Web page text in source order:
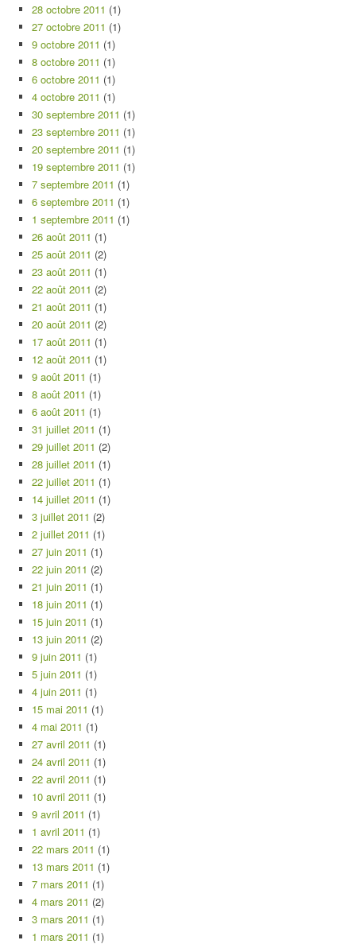
28 octobre 2011 (1)
27 octobre 2011 (1)
9 octobre 2011 (1)
8 octobre 2011 (1)
6 octobre 2011 (1)
4 octobre 2011 (1)
30 septembre 2011 (1)
23 septembre 2011 (1)
20 septembre 2011 (1)
19 septembre 2011 (1)
7 septembre 2011 (1)
6 septembre 2011 (1)
1 septembre 2011 (1)
26 août 2011 (1)
25 août 2011 (2)
23 août 2011 (1)
22 août 2011 (2)
21 août 2011 (1)
20 août 2011 (2)
17 août 2011 (1)
12 août 2011 (1)
9 août 2011 (1)
8 août 2011 (1)
6 août 2011 (1)
31 juillet 2011 (1)
29 juillet 2011 (2)
28 juillet 2011 (1)
22 juillet 2011 (1)
14 juillet 2011 (1)
3 juillet 2011 (2)
2 juillet 2011 (1)
27 juin 2011 (1)
22 juin 2011 (2)
21 juin 2011 (1)
18 juin 2011 (1)
15 juin 2011 (1)
13 juin 2011 (2)
9 juin 2011 (1)
5 juin 2011 (1)
4 juin 2011 (1)
15 mai 2011 (1)
4 mai 2011 (1)
27 avril 2011 (1)
24 avril 2011 (1)
22 avril 2011 (1)
10 avril 2011 (1)
9 avril 2011 (1)
1 avril 2011 (1)
22 mars 2011 (1)
13 mars 2011 (1)
7 mars 2011 (1)
4 mars 2011 (2)
3 mars 2011 (1)
1 mars 2011 (1)